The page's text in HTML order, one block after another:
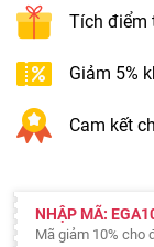
Tích điểm
Giảm 5%
Cam kết
NHẬP MÃ:
Mã giảm 10% cho